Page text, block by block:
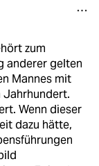
zum
anderer gelten
Mannes mit
Jahrhundert.
Wenn dieser
dazu hätte,